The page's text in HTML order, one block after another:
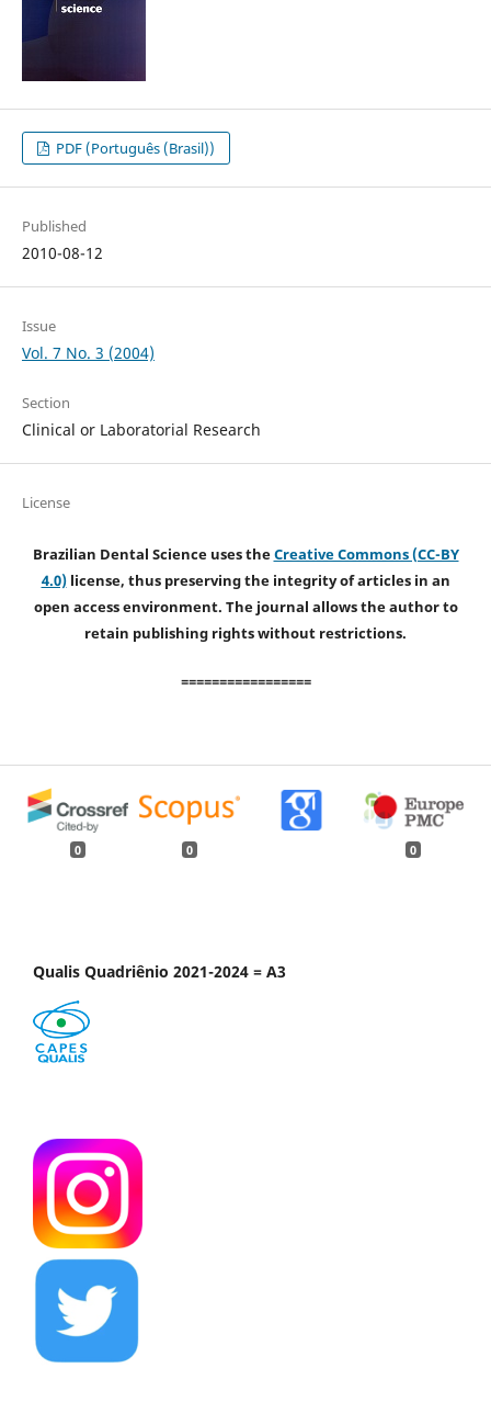
PDF (Português (Brasil))
Published
2010-08-12
Issue
Vol. 7 No. 3 (2004)
Section
Clinical or Laboratorial Research
License
Brazilian Dental Science uses theCreative Commons (CC-BY
4.0)license, thus preserving the integrity of articles in an
open access environment. The journal allows the author to
retain publishing rights without restrictions.
=================
0 0 0
Qualis Quadriênio 2021-2024 = A3